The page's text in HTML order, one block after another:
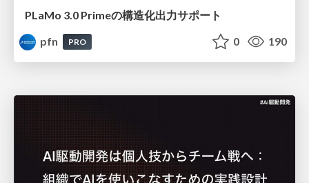
PLaMo 3.0 Primeの構造化出力サポート
pfn
PRO 0 190